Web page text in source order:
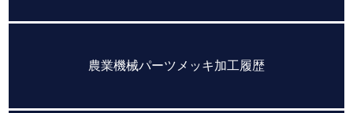
農業機械パーツメッキ加工履歴